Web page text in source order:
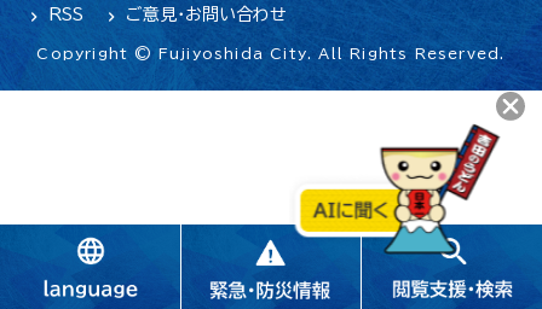
RSS
ご意見・お問い合わせ
Copyright © Fujiyoshida City. All Rights Reserved.